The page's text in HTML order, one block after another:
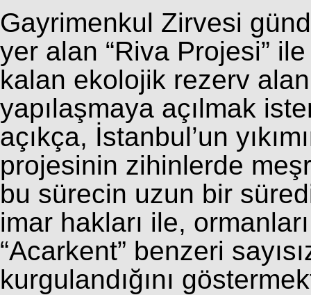
Gayrimenkul Zirvesi
yer alan “Riva Projesi”
kalan ekolojik rezerv
yapılaşmaya açılmak
açıkça, İstanbul’un
projesinin zihinlerde
bu sürecin uzun bir
imar hakları ile,
“Acarkent” benzeri
kurgulandığını